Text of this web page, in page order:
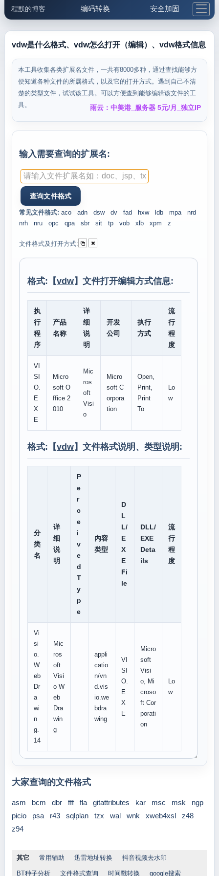
程默的博客 编码转换 安全加固
邮件工具 生活便民 更多工具
5.1支付宝大红包
vdw是什么格式、vdw怎么打开（编辑）、vdw格式信息
本工具收集各类扩展名文件，一共有8000多种，通过查找能够方
便知道各种文件的所属格式，以及它的打开方式。遇到自己不清
楚的类型文件，试试该工具。可以方便查到能够编辑该文件的工
具。
雨云：中美港_服务器 5元/月_独立IP
输入需要查询的扩展名:
常见文件格式: aco adn dsw dv fad hxw ldb mpa
nrd
nrh
nru opc qpa sbr sit tp vob xlb xpm z
文件格式及打开方式:
格式:【vdw】文件打开编辑方式信息:
执
行
程
序
产品
名称
详
细
说
明
开发
公司
执行
方式
流
行
程
度
VI
SI
O.
E
X
E
Micro
soft O
ffice 2
010
Mic
ros
oft
Visi
o
Micro
soft C
orpora
tion
Open,
Print,
Print
To
Lo
w
格式:【vdw】文件格式说明、类型说明:
分
类
名
详
细
说
明
P
e
r
c
e
i
v
e
d
T
y
p
e
内容
类型
D
L
L/
E
X
E
Fi
le
DLL/
EXE
Deta
ils
流
行
程
度
Vi
si
o.
W
eb
Dr
a
wi
n
g.
14
Mic
ros
oft
Visi
o W
eb
Dra
win
g
appli
catio
n/vn
d.vis
io.we
bdra
wing
VI
SI
O.
E
X
E
Micro
soft
Visi
o, Mi
croso
ft Cor
porati
on
Lo
w
大家查询的文件格式
asm bcm dbr fff fla gitattributes kar msc msk
ngp
picio
psa r43 sqlplan tzx wal wnk xweb4xsl
z48
z94
其它 常用辅助 迅雷地址转换 抖音视频去水印
BT种子分析 文件格式查询 时间戳转换 google搜索